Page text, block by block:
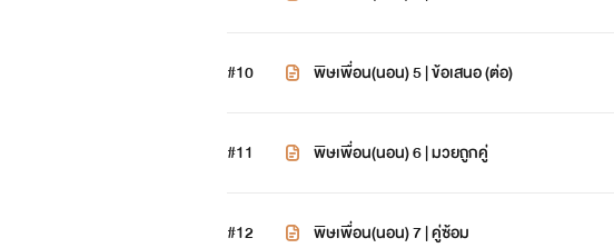
#10 พิษเพื่อน(นอน) 5 | ข้อเสนอ (ต่อ)
#11 พิษเพื่อน(นอน) 6 | มวยถูกคู่
#12 พิษเพื่อน(นอน) 7 | คู่ซ้อม